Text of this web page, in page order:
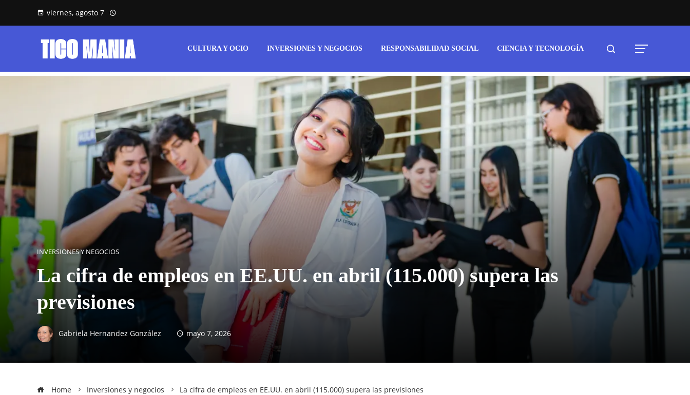
viernes, agosto 7
CULTURA Y OCIO INVERSIONES Y NEGOCIOS RESPONSABILIDAD SOCIAL CIENCIA Y TECNOLOGÍA
INVERSIONES Y NEGOCIOS
La cifra de empleos en EE.UU. en abril (115.000) supera las
previsiones
Gabriela Hernandez González mayo 7, 2026
Home Inversiones y negocios La cifra de empleos en EE.UU. en abril (115.000) supera las previsiones